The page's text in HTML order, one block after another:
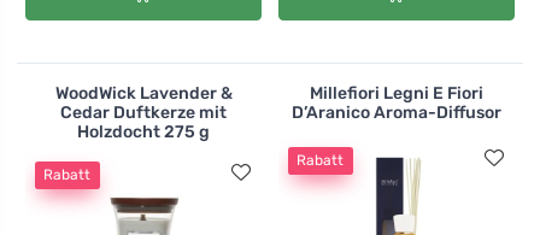
WoodWick Lavender &
Cedar Duftkerze mit
Holzdocht 275 g
Rabatt
Millefiori Legni E Fiori
D’Aranico Aroma-Diffusor
Rabatt